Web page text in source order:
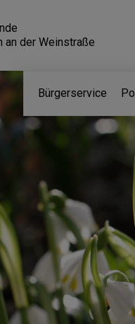
an der Weinstraße
Bürgerservice